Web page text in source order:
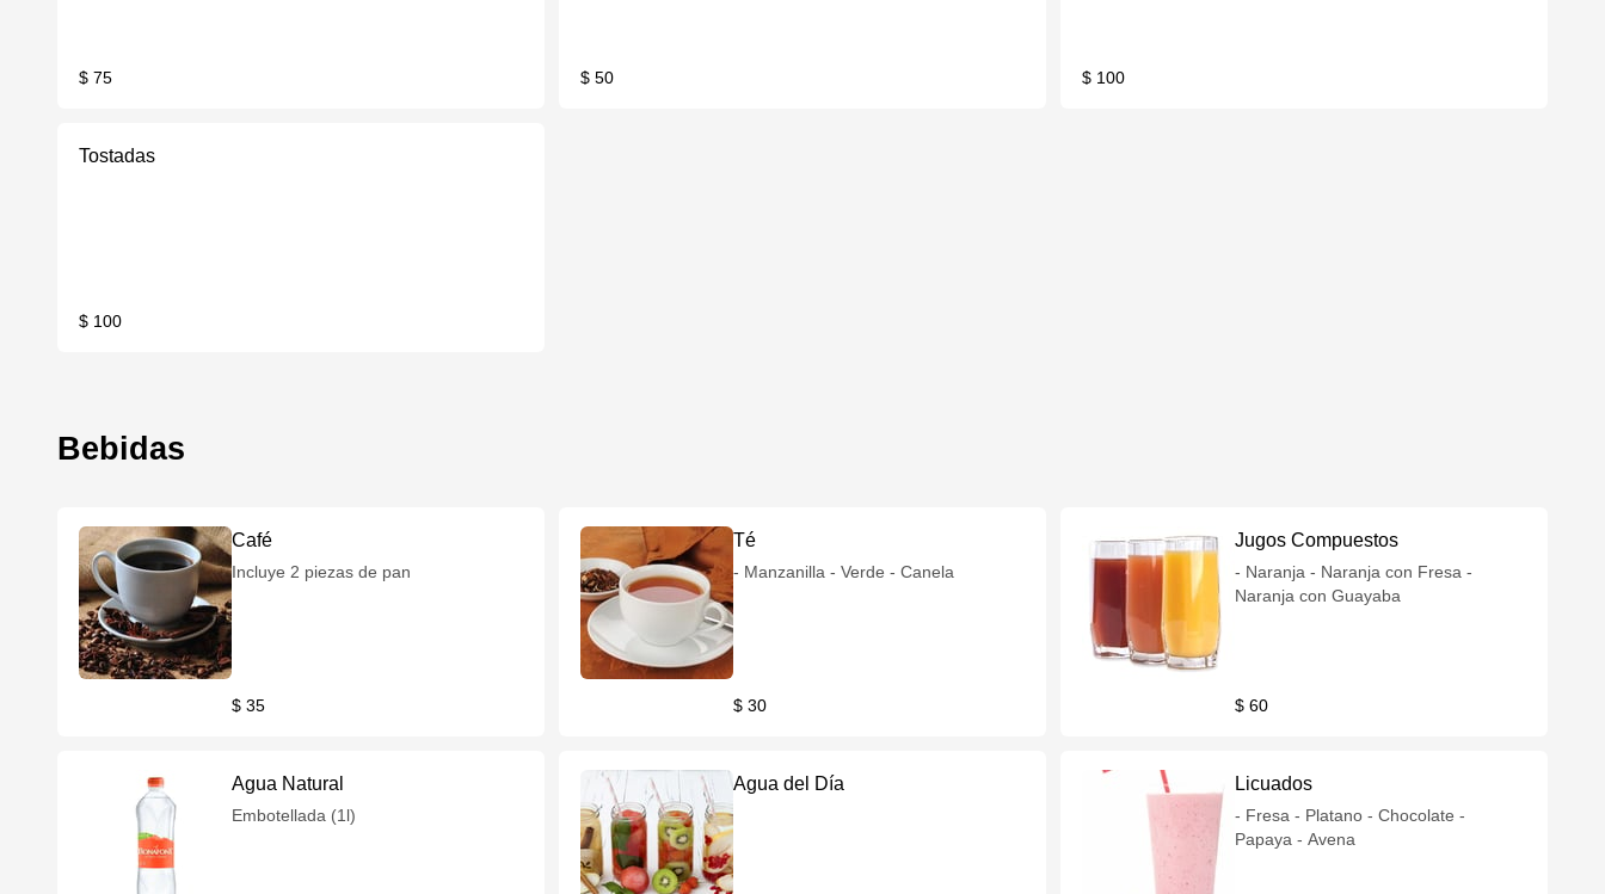
$ 75 $ 50 $ 100
Tostadas
$ 100
Bebidas
Café
Incluye 2 piezas de pan
$ 35
Té
- Manzanilla - Verde - Canela
$ 30
Jugos Compuestos
- Naranja - Naranja con Fresa -
Naranja con Guayaba
$ 60
Agua Natural
Embotellada (1l)
Agua del Día Licuados
- Fresa - Platano - Chocolate -
Papaya - Avena